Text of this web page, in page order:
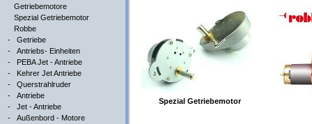
Getriebemotore
Spezial Getriebemotor
Robbe
- Getriebe
- Antriebs- Einheiten
- PEBA Jet - Antriebe
- Kehrer Jet Antriebe
- Querstrahlruder
- Antriebe
- Jet - Antriebe
- Außenbord - Motore
Spezial Getriebemotor